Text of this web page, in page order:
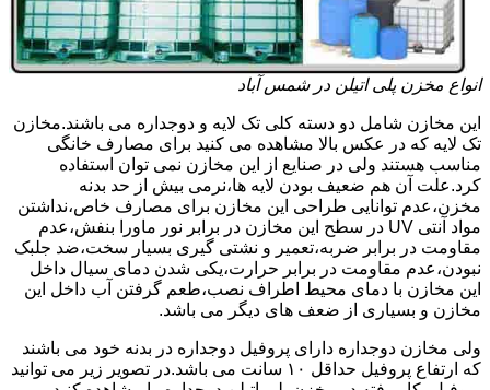
انواع مخزن پلی اتیلن در شمس آباد
این مخازن شامل دو دسته کلی تک لایه و دوجداره می باشند.مخازن
تک لایه که در عکس بالا مشاهده می کنید برای مصارف خانگی
مناسب هستند ولی در صنایع از این مخازن نمی توان استفاده
کرد.علت آن هم ضعیف بودن لایه ها،نرمی بیش از حد بدنه
مخزن،عدم توانایی طراحی این مخازن برای مصارف خاص،نداشتن
مواد آنتی UV در سطح این مخازن در برابر نور ماورا بنفش،عدم
مقاومت در برابر ضربه،تعمیر و نشتی گیری بسیار سخت،ضد جلبک
نبودن،عدم مقاومت در برابر حرارت،یکی شدن دمای سیال داخل
این مخازن با دمای محیط اطراف نصب،طعم گرفتن آب داخل این
مخازن و بسیاری از ضعف های دیگر می باشد.
ولی مخازن دوجداره دارای پروفیل دوجداره در بدنه خود می باشند
که ارتفاع پروفیل حداقل ۱۰ سانت می باشد.در تصویر زیر می توانید